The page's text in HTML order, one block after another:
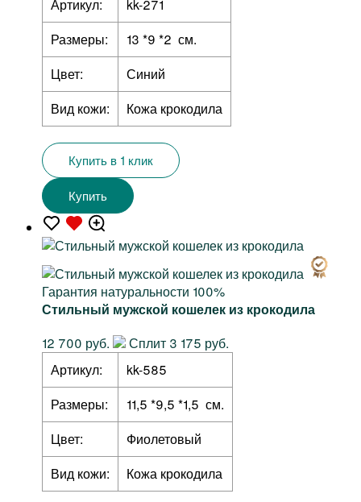
Артикул:
kk-271
Размеры:
13 *9 *2 см.
Цвет:
Синий
Вид кожи:
Кожа крокодила
Купить в 1 клик
Купить
Гарантия натуральности 100%
Стильный мужской кошелек из крокодила
12 700 руб.
Сплит 3 175 руб.
Артикул:
kk-585
Размеры:
11,5 *9,5 *1,5 см.
Цвет:
Фиолетовый
Вид кожи:
Кожа крокодила